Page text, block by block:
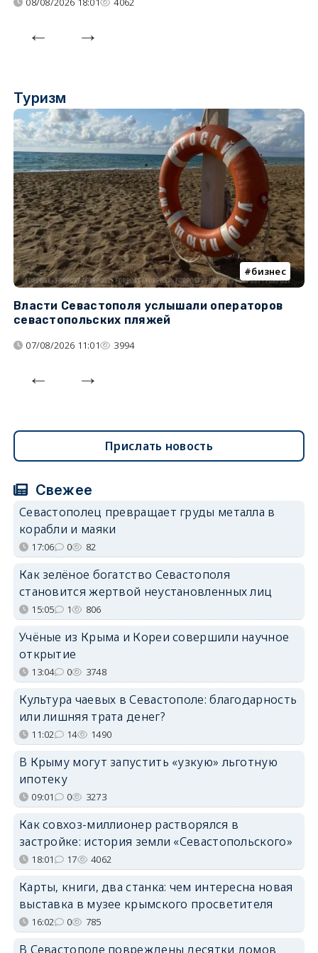
Туризм
бизнес
Власти Севастополя услышали операторов
севастопольских пляжей
07/08/2026 11:01 3994
Прислать новость
Свежее
Севастополец превращает груды металла в
корабли и маяки
17:06 0 82
Как зелёное богатство Севастополя
становится жертвой неустановленных лиц
15:05 1 806
Учёные из Крыма и Кореи совершили научное
открытие
13:04 0 3748
Культура чаевых в Севастополе: благодарность
или лишняя трата денег?
11:02 14 1490
В Крыму могут запустить «узкую» льготную
ипотеку
09:01 0 3273
Как совхоз-миллионер растворялся в
застройке: история земли «Севастопольского»
18:01 17 4062
Карты, книги, два станка: чем интересна новая
выставка в музее крымского просветителя
16:02 0 785
В Севастополе повреждены десятки домов